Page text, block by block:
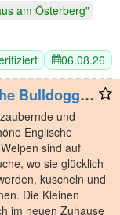
am Österberg"
06.08.26
Bulldogge
und
Englische
sind auf
wo sie glücklich
kuscheln und
Die Kleinen
im neuen Zuhause